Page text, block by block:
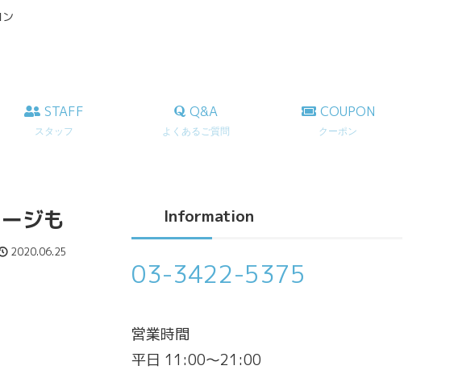
STAFF
スタッフ
Q&A
よくあるご質問
COUPON
クーポン
ジも
2020.06.25
Information
03-3422-5375
営業時間
平日 11:00～21:00